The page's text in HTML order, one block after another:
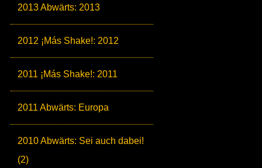
2013 Abwärts: 2013
2012 ¡Más Shake!: 2012
2011 ¡Más Shake!: 2011
2011 Abwärts: Europa
2010 Abwärts: Sei auch dabei!
(2)